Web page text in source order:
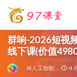
群响-2026短视
线下课(价值
AI人工智能 4